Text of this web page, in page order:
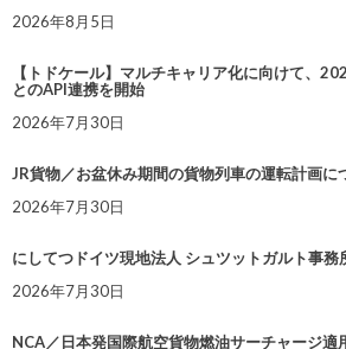
2026年8月5日
【トドケール】マルチキャリア化に向けて、
とのAPI連携を開始
2026年7月30日
JR貨物／お盆休み期間の貨物列車の運転計画に
2026年7月30日
にしてつドイツ現地法人 シュツットガルト事務
2026年7月30日
NCA／日本発国際航空貨物燃油サーチャージ